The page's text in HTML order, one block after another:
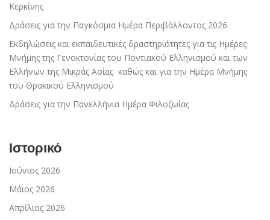
Κερκίνης
Δράσεις για την Παγκόσμια Ημέρα Περιβάλλοντος 2026
Εκδηλώσεις και εκπαιδευτικές δραστηριότητες για τις Ημέρες
Μνήμης της Γενοκτονίας του Ποντιακού Ελληνισμού και των
Ελλήνων της Μικράς Ασίας καθώς και για την Ημέρα Μνήμης
του Θρακικού Ελληνισμού
Δράσεις για την Πανελλήνια Ημέρα Φιλοζωίας
Ιστορικό
Ιούνιος 2026
Μάιος 2026
Απρίλιος 2026